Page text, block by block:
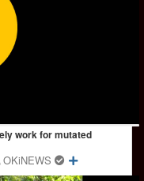
work for mutated
OKiNEWS